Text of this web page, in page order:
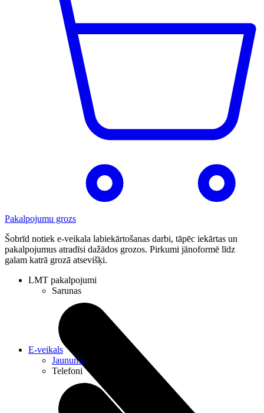
Pakalpojumu grozs
Šobrīd notiek e-veikala labiekārtošanas darbi, tāpēc iekārtas un
pakalpojumus atradīsi dažādos grozos. Pirkumi jānoformē līdz
galam katrā grozā atsevišķi.
LMT pakalpojumi
Sarunas
E-veikals
Jaunumi
Telefoni